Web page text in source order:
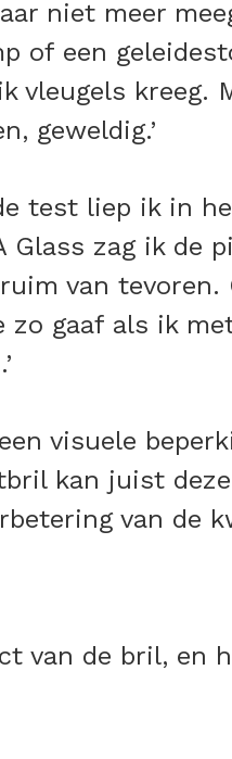
niet meer
of een
vleugels kreeg.
geweldig.’
test liep ik in
Glass zag ik de
van tevoren.
gaaf als ik
visuele
kan juist
van de
van de bril, en